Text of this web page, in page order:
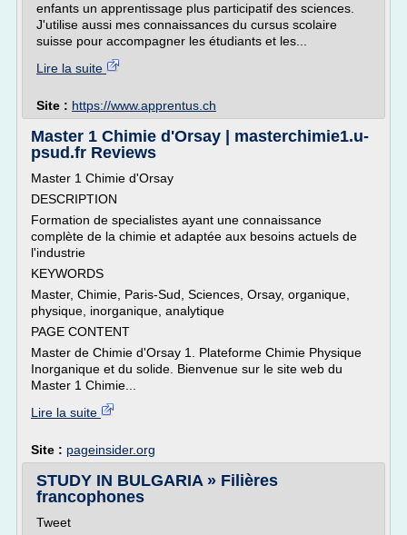
enfants un apprentissage plus participatif des sciences.
J'utilise aussi mes connaissances du cursus scolaire
suisse pour accompagner les étudiants et les...
Lire la suite
Site : https://www.apprentus.ch
Master 1 Chimie d'Orsay | masterchimie1.u-
psud.fr Reviews
Master 1 Chimie d'Orsay
DESCRIPTION
Formation de specialistes ayant une connaissance
complète de la chimie et adaptée aux besoins actuels de
l'industrie
KEYWORDS
Master, Chimie, Paris-Sud, Sciences, Orsay, organique,
physique, inorganique, analytique
PAGE CONTENT
Master de Chimie d'Orsay 1. Plateforme Chimie Physique
Inorganique et du solide. Bienvenue sur le site web du
Master 1 Chimie...
Lire la suite
Site : pageinsider.org
STUDY IN BULGARIA » Filières
francophones
Tweet